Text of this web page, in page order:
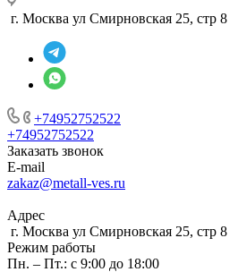
г. Москва ул Смирновская 25, стр 8
+74952752522
+74952752522
Заказать звонок
E-mail
zakaz@metall-ves.ru
Адрес
г. Москва ул Смирновская 25, стр 8
Режим работы
Пн. – Пт.: с 9:00 до 18:00